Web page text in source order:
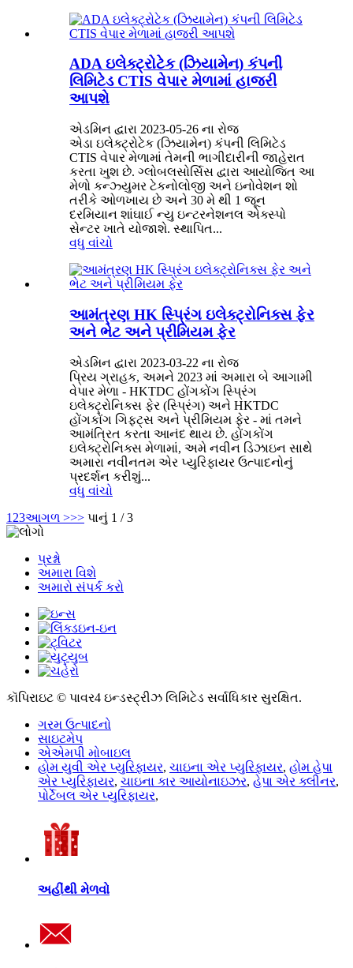
ADA ઇલેક્ટ્રોટેક (ઝિયામેન) કંપની
લિમિટેડ CTIS વેપાર મેળામાં હાજરી
આપશે
એડમિન દ્વારા 2023-05-26 ના રોજ
એડા ઇલેક્ટ્રોટેક (ઝિયામેન) કંપની લિમિટેડ
CTIS વેપાર મેળામાં તેમની ભાગીદારીની જાહેરાત
કરતા ખુશ છે. ગ્લોબલસોર્સિસ દ્વારા આયોજિત આ
મેળો કન્ઝ્યુમર ટેકનોલોજી અને ઇનોવેશન શો
તરીકે ઓળખાય છે અને 30 મે થી 1 જૂન
દરમિયાન શાંઘાઈ ન્યુ ઇન્ટરનેશનલ એક્સ્પો
સેન્ટર ખાતે યોજાશે. સ્થાપિત...
વધુ વાંચો
આમંત્રણ HK સ્પ્રિંગ ઇલેક્ટ્રોનિક્સ ફેર
અને ભેટ અને પ્રીમિયમ ફેર
એડમિન દ્વારા 2023-03-22 ના રોજ
પ્રિય ગ્રાહક, અમને 2023 માં અમારા બે આગામી
વેપાર મેળા - HKTDC હોંગકોંગ સ્પ્રિંગ
ઇલેક્ટ્રોનિક્સ ફેર (સ્પ્રિંગ) અને HKTDC
હોંગકોંગ ગિફ્ટ્સ અને પ્રીમિયમ ફેર - માં તમને
આમંત્રિત કરતા આનંદ થાય છે. હોંગકોંગ
ઇલેક્ટ્રોનિક્સ મેળામાં, અમે નવીન ડિઝાઇન સાથે
અમારા નવીનતમ એર પ્યુરિફાયર ઉત્પાદનોનું
પ્રદર્શન કરીશું...
વધુ વાંચો
1 23આગળ >>> પાનું 1 / 3
પ્રશ્નો
અમારા વિશે
અમારો સંપર્ક કરો
કૉપિરાઇટ © પાવર4 ઇન્ડસ્ટ્રીઝ લિમિટેડ સર્વાધિકાર સુરક્ષિત.
ગરમ ઉત્પાદનો
સાઇટમેપ
એએમપી મોબાઇલ
હોમ યુવી એર પ્યુરિફાયર, ચાઇના એર પ્યુરિફાયર, હોમ હેપા
એર પ્યુરિફાયર, ચાઇના કાર આયોનાઇઝર, હેપા એર ક્લીનર,
પોર્ટેબલ એર પ્યુરિફાયર,
અહીંથી મેળવો